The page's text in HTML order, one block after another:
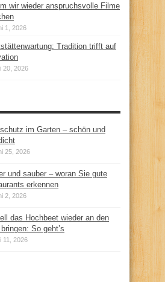
wir wieder anspruchsvolle Filme
1, 2026
Tradition trifft auf
20, 2026
im Garten – schön und
25, 2026
und sauber – woran Sie gute
erkennen
2, 2026
das Hochbeet wieder an den
So geht’s
11, 2026